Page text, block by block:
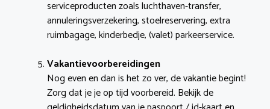
serviceproducten zoals luchthaven-transfer,
annuleringsverzekering, stoelreservering, extra
ruimbagage, kinderbedje, (valet) parkeerservice.
Vakantievoorbereidingen
Nog even en dan is het zo ver, de vakantie begint!
Zorg dat je je op tijd voorbereid. Bekijk de